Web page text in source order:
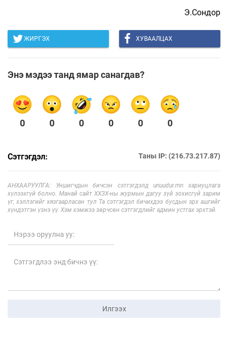
Э.Сондор
ЖИРГЭХ ХУВААЛЦАХ
Энэ мэдээ танд ямар санагдав?
0 0 0 0 0 0
Сэтгэгдэл: Таны IP: (216.73.217.87)
АНХААРУУЛГА: Уншигчдын бичсэн сэтгэгдэлд unuudur.mn хариуцлага
хүлээхгүй болно. Манай сайт ХХЗХ-ны журмын дагуу зүй зохисгүй зарим
үг, хэллэгийг хязгаарласан тул Та сэтгэгдэл бичихдээ бусдын эрх ашгийг
хүндэтгэн үзнэ үү. Хэм хэмжээ зөрчсөн сэтгэгдлийг админ устгах эрхтэй.
Илгээх